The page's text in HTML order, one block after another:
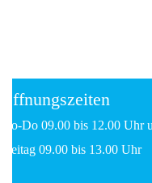
Öffnungszeiten
Mo-Do 09.00 bis 12.00 Uhr
Freitag 09.00 bis 13.00 Uhr